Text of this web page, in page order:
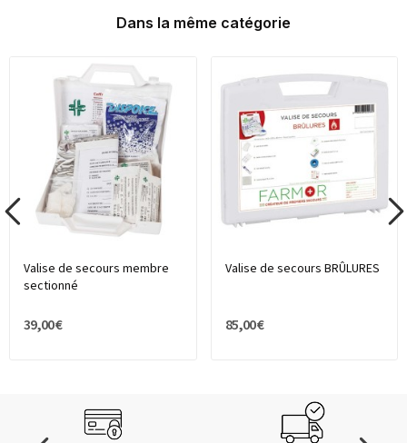
Dans la même catégorie
Valise de secours membre
sectionné
39,00 €
Valise de secours BRÛLURES
85,00 €